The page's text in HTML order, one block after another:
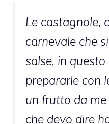
Le castagnole,
carnevale che
salse, in
prepararle con
un frutto da
che devo dire